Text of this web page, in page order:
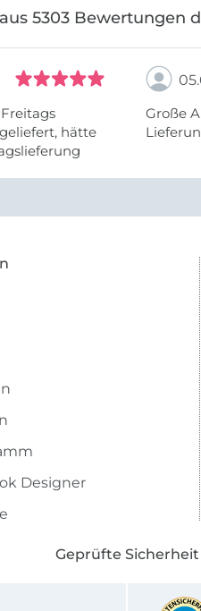
5303 Bewertungen
hätte
Große
Designer
Geprüfte Sicherheit